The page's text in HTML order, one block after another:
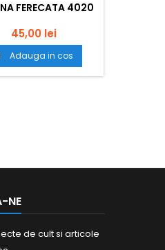
FERECATA 4020
45,00 lei
Adauga in cos
NE
de cult si articole